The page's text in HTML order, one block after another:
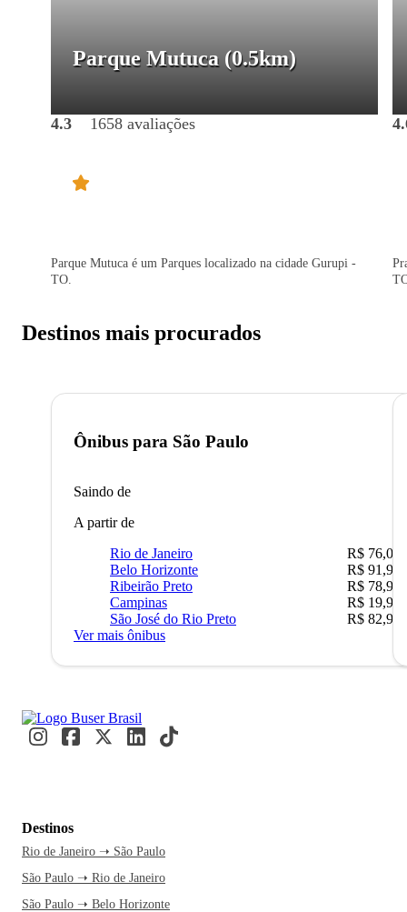
Parque Mutuca (0.5km)
4.3 1658 avaliações
Parque Mutuca é um Parques localizado na cidade Gurupi -
TO.
Destinos mais procurados
Ônibus para São Paulo
Saindo de
A partir de
Rio de Janeiro
R$ 76,09
Belo Horizonte
R$ 91,90
Ribeirão Preto
R$ 78,90
Campinas
R$ 19,90
São José do Rio Preto
R$ 82,90
Ver mais ônibus
Destinos
Rio de Janeiro ➝ São Paulo
São Paulo ➝ Rio de Janeiro
São Paulo ➝ Belo Horizonte